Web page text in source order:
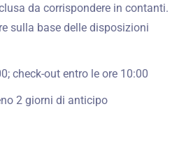
da corrispondere in contanti.
sulla base delle disposizioni
check-out entro le ore 10:00
2 giorni di anticipo